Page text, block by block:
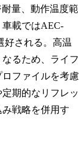
量、動作温度範
載ではAEC-
好される。高温
るため、ライフ
ファイルを考慮
期的なリフレッ
戦略を併用す